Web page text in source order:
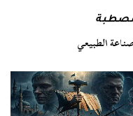
الطبيعي